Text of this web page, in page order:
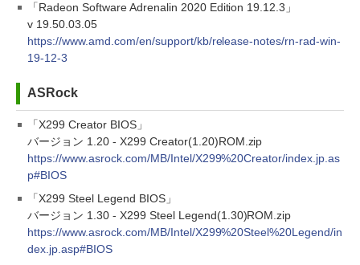
「Radeon Software Adrenalin 2020 Edition 19.12.3」
v 19.50.03.05
https://www.amd.com/en/support/kb/release-notes/rn-rad-win-
19-12-3
ASRock
「X299 Creator BIOS」
バージョン 1.20 - X299 Creator(1.20)ROM.zip
https://www.asrock.com/MB/Intel/X299%20Creator/index.jp.as
p#BIOS
「X299 Steel Legend BIOS」
バージョン 1.30 - X299 Steel Legend(1.30)ROM.zip
https://www.asrock.com/MB/Intel/X299%20Steel%20Legend/in
dex.jp.asp#BIOS